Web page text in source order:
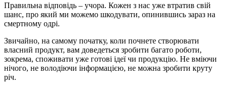
Правильна відповідь – учора. Кожен з нас уже втратив свій
шанс, про який ми можемо шкодувати, опинившись зараз на
смертному одрі.
Звичайно, на самому початку, коли почнете створювати
власний продукт, вам доведеться зробити багато роботи,
зокрема, споживати уже готові ідеї чи продукцію. Не вміючи
нічого, не володіючи інформацією, не можна зробити круту
річ.